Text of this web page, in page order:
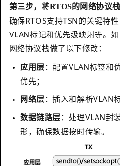
第三步，将RTOS的网络协议
确保RTOS支持TSN的关键特性
VLAN标记和优先级映射等。
网络协议栈做了以下修改：
应用层 ：配置VLAN标签和
优先；
网络层 ：插入和解析VLAN
数据链路层 ：处理VLAN封
形，确保数据按时传输。